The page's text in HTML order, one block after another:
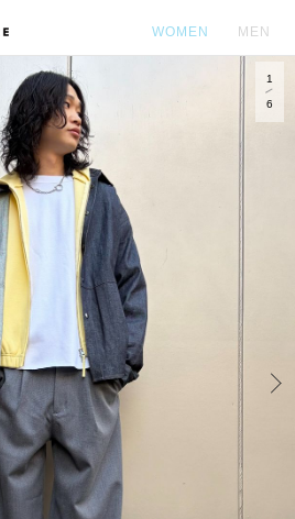
WOMEN MEN
1
6